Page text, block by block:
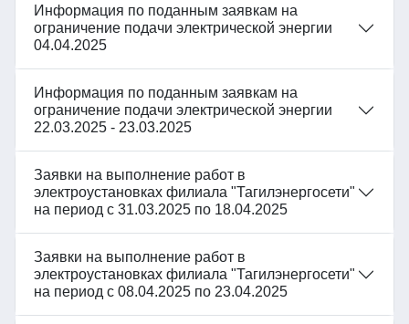
Информация по поданным заявкам на
ограничение подачи электрической энергии
04.04.2025
Информация по поданным заявкам на
ограничение подачи электрической энергии
22.03.2025 - 23.03.2025
Заявки на выполнение работ в
электроустановках филиала "Тагилэнергосети"
на период с 31.03.2025 по 18.04.2025
Заявки на выполнение работ в
электроустановках филиала "Тагилэнергосети"
на период с 08.04.2025 по 23.04.2025